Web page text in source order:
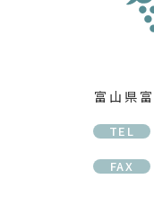
富山県
TEL
FAX